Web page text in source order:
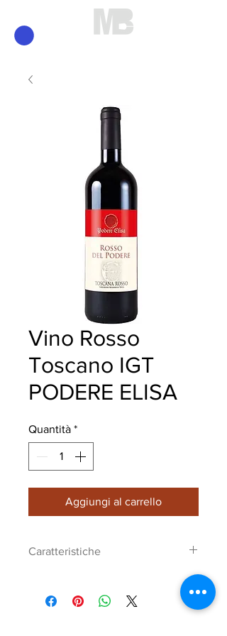
Vino Rosso
Toscano IGT
PODERE ELISA
Quantità *
Aggiungi al carrello
Caratteristiche
Di colore rosso rubino con tonalità
lievemente granata
DENOMINAZIONE Sangiovese